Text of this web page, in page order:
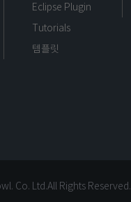
Eclipse Plugin
Tutorials
템플릿
Co. Ltd.All Rights Reserved.